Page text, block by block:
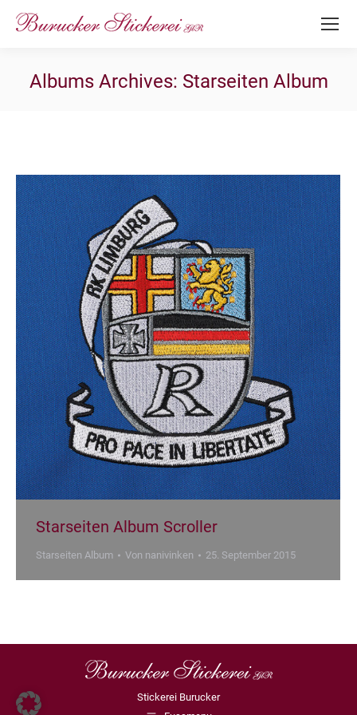
Albums Archives: Starseiten Album
Starseiten Album Scroller
Starseiten Album Von nanivinken 25. September 2015
Stickerei Burucker